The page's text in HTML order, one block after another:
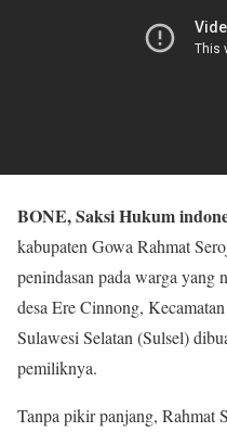
BONE,Saksi Hukum
kabupaten Gowa Rahmat
penindasan pada warga yang
desa Ere Cinnong,
Sulawesi Selatan (Sulsel)
pemiliknya.
Tanpa pikir panjang, Rahmat